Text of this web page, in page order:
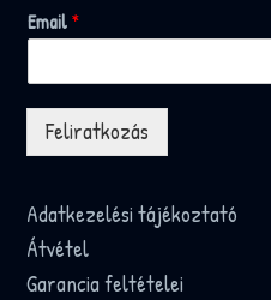
Email*
Feliratkozás
Adatkezelési tájékoztató
Átvétel
Garancia feltételei